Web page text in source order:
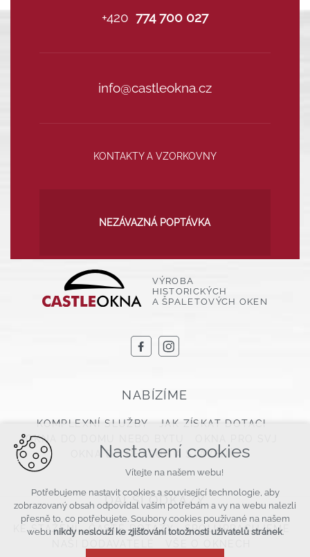
+420 774 700 027
info@castleokna.cz
KONTAKTY A VZORKOVNY
NEZÁVAZNÁ POPTÁVKA
VÝROBA
HISTORICKÝCH
A ŠPALETOVÝCH OKEN
NABÍZÍME
KOMPLEXNÍ SLUŽBY
JAK ZÍSKAT DOTACI
OKNA DO DOMU NEBO BYTU
OKNA DO CHALUP A STAVENÍ
DALŠÍ ODKAZY
KE STAŽENÍ ČASTÉ DOTAZY
SPOLUPRACUJEME
Nastavení cookies
Vítejte na našem webu!
Potřebujeme nastavit cookies a související technologie, aby
zobrazovaný obsah odpovídal vašim potřebám a vy na webu nalezli
přesně to, co potřebujete. Soubory cookies používané na našem
webu nikdy neslouží ke zjišťování totožnosti uživatelů stránek.